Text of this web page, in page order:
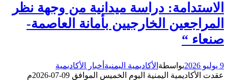
الاستدامة: دراسة ميدانية من وجهة نظر
المراجعين الخارجيين بأمانة العاصمة-
صنعاء “
9 يوليو 2026 بواسطة الأكاديمية اليمنية أخبار الأكاديمية
عقدت الأكاديمية اليمنية اليوم الخميس الموافق 09-07-2026م